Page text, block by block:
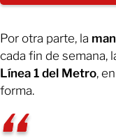
Por otra parte, la
cada fin de semana,
Línea 1 del Metro,
forma.